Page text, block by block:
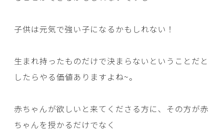
子供は元気で強い子になるかもしれない！
生まれ持ったものだけで決まらないということだと
したらやる価値ありますよね~。
赤ちゃんが欲しいと来てくださる方に、その方が赤
ちゃんを授かるだけでなく